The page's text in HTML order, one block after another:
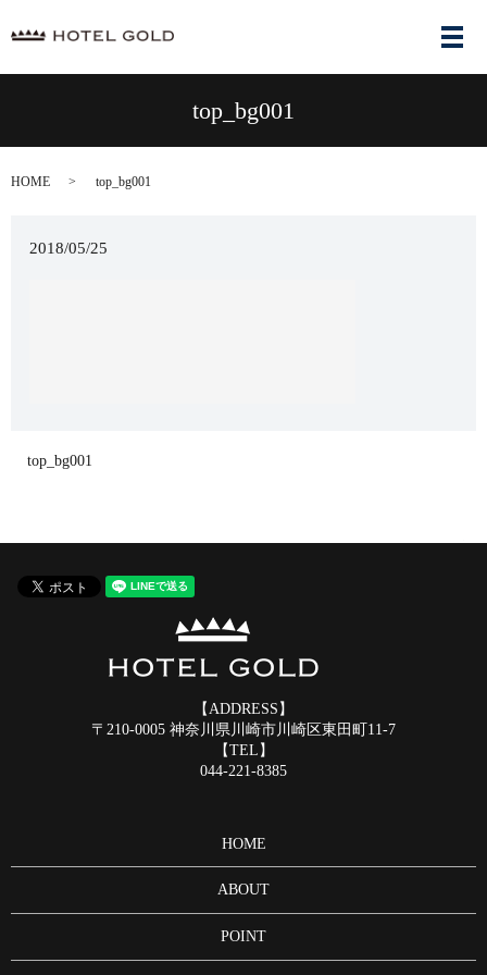
メ
top_bg001
HOME top_bg001
2018/05/25
top_bg001
【ADDRESS】
〒210-0005 神奈川県川崎市川崎区東田町11-7
【TEL】
044-221-8385
HOME
ABOUT
POINT